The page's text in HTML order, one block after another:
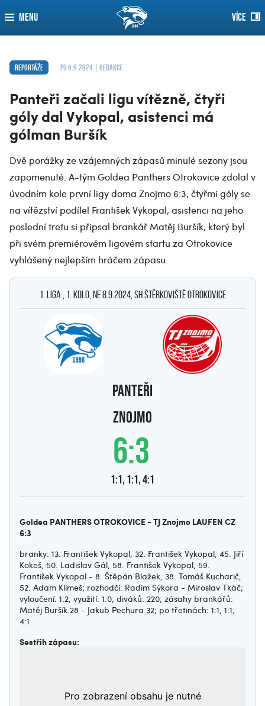
MENU VÍCE
Reportáže po 9.9.2024 | redakce
Panteři začali ligu vítězně, čtyři
góly dal Vykopal, asistenci má
gólman Buršík
Dvě porážky ze vzájemných zápasů minulé sezony jsou
zapomenuté. A-tým Goldea Panthers Otrokovice zdolal v
úvodním kole první ligy doma Znojmo 6:3, čtyřmi góly se
na vítězství podílel František Vykopal, asistenci na jeho
poslední trefu si připsal brankář Matěj Buršík, který byl
při svém premiérovém ligovém startu za Otrokovice
vyhlášený nejlepším hráčem zápasu.
1. Liga , 1. kolo, ne 8.9.2024, SH Štěrkoviště Otrokovice
PANTEŘI
Znojmo
6:3
1:1, 1:1, 4:1
Goldea PANTHERS OTROKOVICE - TJ Znojmo LAUFEN CZ
6:3
branky: 13. František Vykopal, 32. František Vykopal, 45. Jiří
Kokeš, 50. Ladislav Gál, 58. František Vykopal, 59.
František Vykopal - 8. Štěpán Blažek, 38. Tomáš Kucharič,
52. Adam Klimeš; rozhodčí: Radim Sýkora - Miroslav Tkáč;
vyloučení: 1:2; využití: 1:0; diváků: 220; zásahy brankářů:
Matěj Buršík 28 - Jakub Pechura 32; po třetinách: 1:1, 1:1,
4:1
Sestřih zápasu: